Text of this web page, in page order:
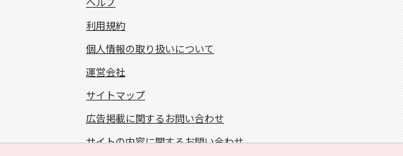
利用規約
個人情報の取り扱いについて
運営会社
サイトマップ
広告掲載に関するお問い合わせ
サイトの内容に関するお問い合わせ